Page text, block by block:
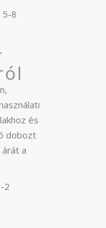
5-8
és
dobozt
árát a
2